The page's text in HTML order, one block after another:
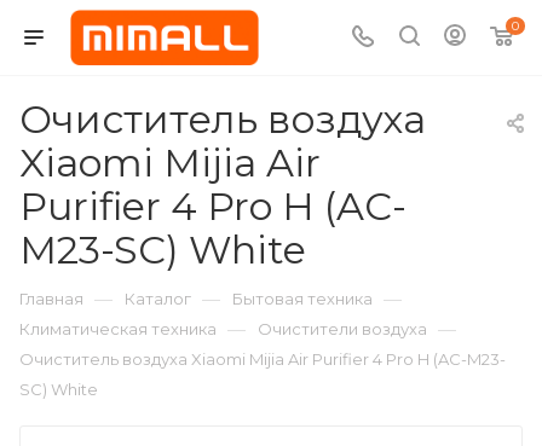
0
Очиститель воздуха
Xiaomi Mijia Air
Purifier 4 Pro H (AC-
M23-SC) White
Главная — Каталог — Бытовая техника —
Климатическая техника — Очистители воздуха —
Очиститель воздуха Xiaomi Mijia Air Purifier 4 Pro H (AC-M23-
SC) White